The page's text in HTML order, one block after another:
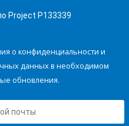
Project P133339
о конфиденциальности и
данных в необходимом
обновления.